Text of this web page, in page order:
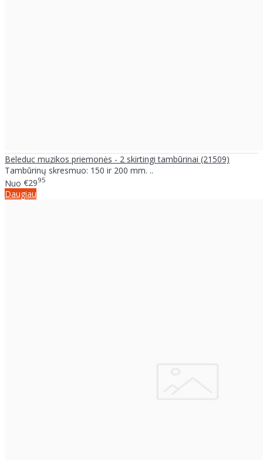
Beleduc muzikos priemonės - 2 skirtingi tambūrinai (21509)
Tambūrinų skresmuo: 150 ir 200 mm. ..
Nuo €2995
Daugiau